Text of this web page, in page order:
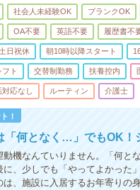
社会人未経験OK ブランクOK
OA不要 英語不要 履歴書不
土日祝休 朝10時以降スタート
フト 交替制勤務 扶養控内
対応なし ルーティン 介護士
！
「何となく…」でもOK！
機なんていりません。「何と
に、少しでも「やってよかった
は、施設に入居するお年寄りの